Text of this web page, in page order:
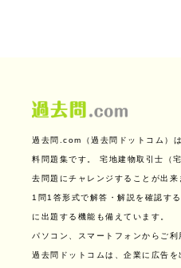
過去問.com（過去問ドットコム）
料問題集です。 宅地建物取引士（
去問題にチャレンジすることが出来
1問1答形式で解答・解説を確認す
に出題する機能も備えています。
パソコン、スマートフォンからご利
過去問ドットコムは、企業に広告